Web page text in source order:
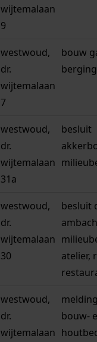
wijtemalaan
9
westwoud,
dr.
wijtemalaan
7
bouw
berging
westwoud,
dr.
wijtemalaan
31a
besluit
westwoud,
dr.
wijtemalaan
30
besluit
atelier,
westwoud,
dr.
wijtemalaan
bouw-